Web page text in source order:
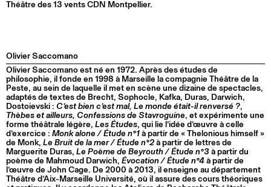
Théâtre des 13 vents CDN Montpellier.
Olivier Saccomano
Olivier Saccomano est né en 1972. Après des études de
philosophie, il fonde en 1998 à Marseille la compagnie Théâtre de la
Peste, au sein de laquelle il met en scène une dizaine de spectacles,
adaptés de textes de Brecht, Sophocle, Kafka, Duras, Darwich,
Dostoievski : C’est bien c’est mal, Le monde était-il renversé ?,
Thèbes et ailleurs, Confessions de Stavroguine, et expérimente une
forme théâtrale légère, Les Études, qui lie l’idée d’œuvre à celle
d’exercice : Monk alone / Étude n°1 à partir de « Thelonious himself »
de Monk, Le Bruit de la mer / Étude n°2 à partir de lettres de
Marguerite Duras, Le Poème de Beyrouth / Étude n°3 à partir du
poème de Mahmoud Darwich, Évocation / Étude n°4 à partir de
l’œuvre de John Cage. De 2000 à 2013, il enseigne au département
Théâtre d’Aix-Marseille Université, où il assure des cours théoriques